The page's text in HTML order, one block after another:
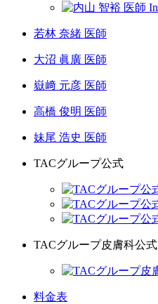
若林 奈緒 医師
大沼 眞廣 医師
嶽﨑 元彦 医師
高橋 俊明 医師
妹尾 浩史 医師
TACグループ公式
TACグループ皮膚科公式
料金表